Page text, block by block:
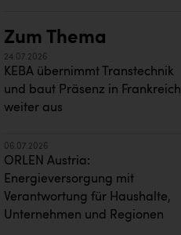
Zum Thema
24.07.2026
KEBA übernimmt Transtechnik
und baut Präsenz in Frankreich
weiter aus
06.07.2026
ORLEN Austria:
Energieversorgung mit
Verantwortung für Haushalte,
Unternehmen und Regionen